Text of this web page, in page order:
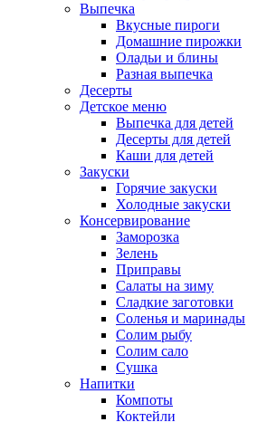
Выпечка
Вкусные пироги
Домашние пирожки
Оладьи и блины
Разная выпечка
Десерты
Детское меню
Выпечка для детей
Десерты для детей
Каши для детей
Закуски
Горячие закуски
Холодные закуски
Консервирование
Заморозка
Зелень
Приправы
Салаты на зиму
Сладкие заготовки
Соленья и маринады
Солим рыбу
Солим сало
Сушка
Напитки
Компоты
Коктейли